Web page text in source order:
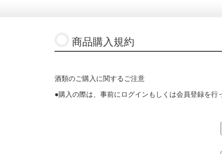
商品購入規約
酒類のご購入に関するご注意
●購入の際は、事前にログインもしくは会員登録を